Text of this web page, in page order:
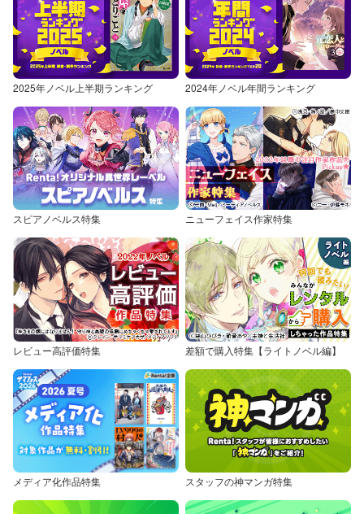
2025年ノベル上半期ランキング 2024年ノベル年間ランキング
スピアノベルス特集 ニューフェイス作家特集
レビュー高評価特集 差額で購入特集【ライトノベル編】
メディア化作品特集 スタッフの神マンガ特集